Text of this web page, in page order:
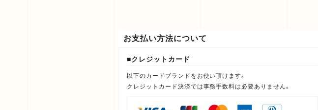
お支払い方法について
クレジットカード
以下のカードブランドをお使い頂けます。
クレジットカード決済では事務手数料は必要ありません。